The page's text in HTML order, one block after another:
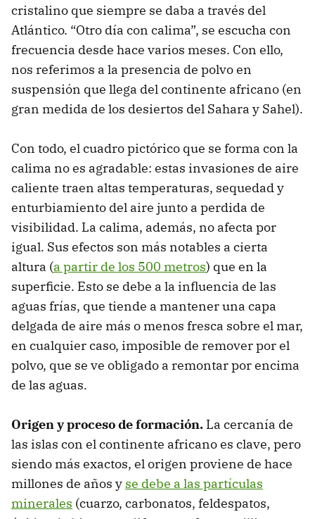
cristalino que siempre se daba a través del
Atlántico. “Otro día con calima”, se escucha con
frecuencia desde hace varios meses. Con ello,
nos referimos a la presencia de polvo en
suspensión que llega del continente africano (en
gran medida de los desiertos del Sahara y Sahel).
Con todo, el cuadro pictórico que se forma con la
calima no es agradable: estas invasiones de aire
caliente traen altas temperaturas, sequedad y
enturbiamiento del aire junto a perdida de
visibilidad. La calima, además, no afecta por
igual. Sus efectos son más notables a cierta
altura (a partir de los 500 metros) que en la
superficie. Esto se debe a la influencia de las
aguas frías, que tiende a mantener una capa
delgada de aire más o menos fresca sobre el mar,
en cualquier caso, imposible de remover por el
polvo, que se ve obligado a remontar por encima
de las aguas.
Origen y proceso de formación. La cercanía de
las islas con el continente africano es clave, pero
siendo más exactos, el origen proviene de hace
millones de años y se debe a las partículas
minerales (cuarzo, carbonatos, feldespatos,